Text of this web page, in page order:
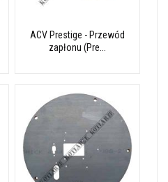
ACV Prestige - Przewód
zapłonu (Pre...